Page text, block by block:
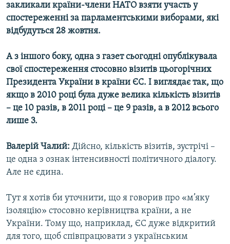
закликали країни-члени НАТО взяти участь у
спостереженні за парламентськими виборами, які
відбудуться 28 жовтня.
А з іншого боку, одна з газет сьогодні опублікувала
свої спостереження стосовно візитів цьогорічних
Президента України в країни ЄС. І виглядає так, що
якщо в 2010 році була дуже велика кількість візитів
– це 10 разів, в 2011 році – це 9 разів, а в 2012 всього
лише 3.
Валерій Чалий: Дійсно, кількість візитів, зустрічі –
це одна з ознак інтенсивності політичного діалогу.
Але не єдина.
Тут я хотів би уточнити, що я говорив про «м’яку
ізоляцію» стосовно керівництва країни, а не
України. Тому що, наприклад, ЄС дуже відкритий
для того, щоб співпрацювати з українським